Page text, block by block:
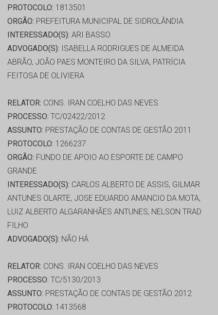
PROTOCOLO: 1813501
ORGÃO: PREFEITURA MUNICIPAL DE SIDROLÂNDIA
INTERESSADO(S): ARI BASSO
ADVOGADO(S): ISABELLA RODRIGUES DE ALMEIDA
ABRÃO, JOÃO PAES MONTEIRO DA SILVA, PATRÍCIA
FEITOSA DE OLIVIERA
RELATOR: CONS. IRAN COELHO DAS NEVES
PROCESSO: TC/02422/2012
ASSUNTO: PRESTAÇÃO DE CONTAS DE GESTÃO 2011
PROTOCOLO: 1266237
ORGÃO: FUNDO DE APOIO AO ESPORTE DE CAMPO
GRANDE
INTERESSADO(S): CARLOS ALBERTO DE ASSIS, GILMAR
ANTUNES OLARTE, JOSE EDUARDO AMANCIO DA MOTA,
LUIZ ALBERTO ALGARANHÃES ANTUNES, NELSON TRAD
FILHO
ADVOGADO(S): NÃO HÁ
RELATOR: CONS. IRAN COELHO DAS NEVES
PROCESSO: TC/5130/2013
ASSUNTO: PRESTAÇÃO DE CONTAS DE GESTÃO 2012
PROTOCOLO: 1413568